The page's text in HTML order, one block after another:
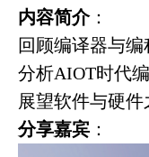
内容简介：
回顾编译器与
分析AIOT时代
展望软件与硬
分享嘉宾 ：